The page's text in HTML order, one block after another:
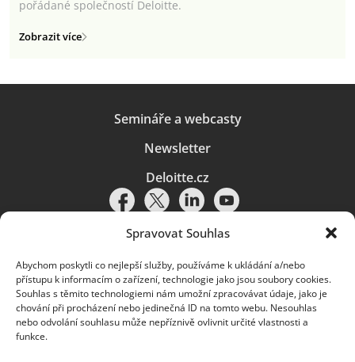
Spravovat Souhlas
Abychom poskytli co nejlepší služby, používáme k ukládání a/nebo
přístupu k informacím o zařízení, technologie jako jsou soubory cookies.
Souhlas s těmito technologiemi nám umožní zpracovávat údaje, jako je
chování při procházení nebo jedinečná ID na tomto webu. Nesouhlas
nebo odvolání souhlasu může nepříznivě ovlivnit určité vlastnosti a
funkce.
pořádané společností Deloitte.
Zobrazit více
Semináře a webcasty
Newsletter
Deloitte.cz
Pravidla používání|Ochrana osobních údajů|Soubory cookies |
Deloitte.cz
© 2026. Více informací najdete vPravidlech používání.
Deloitte označuje jednu či více společností globální sítě členských